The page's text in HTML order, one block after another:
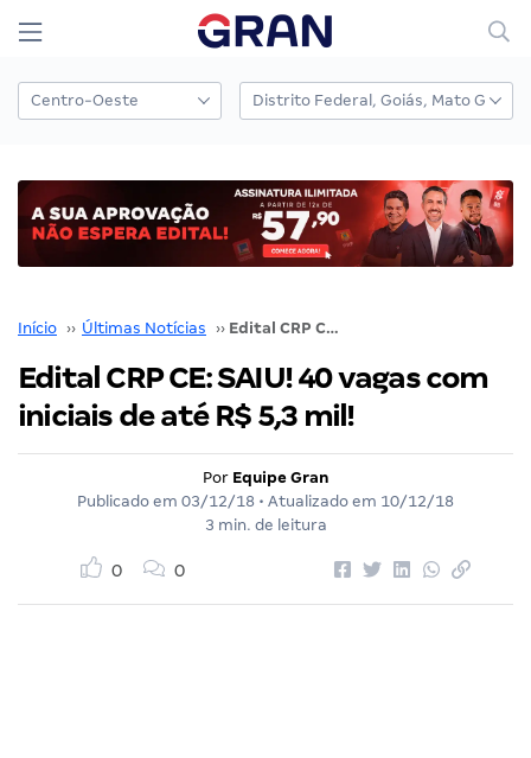
Início ›› Últimas Notícias ›› Edital CRP CE: SAIU! 40 vagas com iniciais de até R$ 5,3 mil!
Edital CRP CE: SAIU! 40 vagas com
iniciais de até R$ 5,3 mil!
Por Equipe Gran
Publicado em 03/12/18 • Atualizado em 10/12/18
3 min. de leitura
0 0